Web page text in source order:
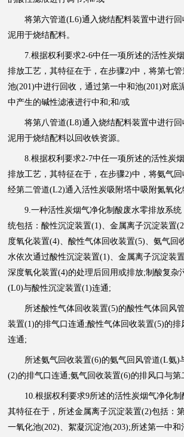
将第六管道(L6)通入烧结配料装置中进行回
泥用于烧结配料。
7.根据权利要求2-6中任一项所述的活性炭烟
排放工艺，其特征在于，在步骤2)中，将第七
池(201)中进行回收，通过第一中和池(201)对底
中产生的碱性滤液进行中和;和/或
将第八管道(L8)通入烧结配料装置中进行回
泥用于烧结配料以回收铁资源。
8.根据权利要求2-7中任一项所述的活性炭烟
排放工艺，其特征在于，在步骤2)中，将氨气
经第二管道(L2)通入活性炭吸附塔中吸附氮氧化
9.一种活性炭烟气净化制酸废水零排放系统
统包括：酸性沉淀装置(1)、金属离子沉淀装置
度氧化装置(4)、酸性气体回收装置(5)、氨气回
水依次通过酸性沉淀装置(1)、金属离子沉淀装
深度氧化装置(4)的处理后回用或排放;制酸复杂
(L0)与酸性沉淀装置(1)连通;
所述酸性气体回收装置(5)的酸性气体回风
装置(1)的排气口连通;酸性气体回收装置(5)的
连通;
所述氨气回收装置(6)的氨气回风管道(L氨)
(2)的排气口连通;氨气回收装置(6)的排风口与第
10.根据权利要求9所述的活性炭烟气净化制
其特征在于，所述金属离子沉淀装置(2)包括：
一氧化池(202)、絮凝沉淀池(203);所述第一中和